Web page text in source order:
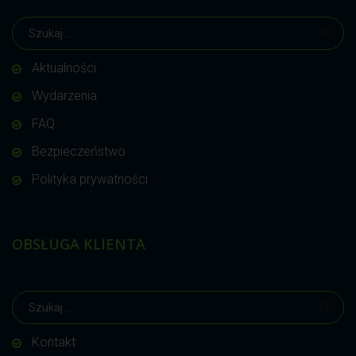
Aktualności
Wydarzenia
FAQ
Bezpieczeństwo
Polityka prywatności
OBSŁUGA KLIENTA
Kontakt